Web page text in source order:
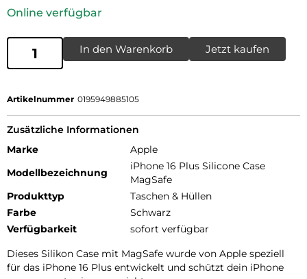
Online verfügbar
In den Warenkorb Jetzt kaufen
Artikelnummer 0195949885105
Zusätzliche Informationen
Marke
Apple
Modellbezeichnung
iPhone 16 Plus Silicone Case
MagSafe
Produkttyp
Taschen & Hüllen
Farbe
Schwarz
Verfügbarkeit
sofort verfügbar
Dieses Silikon Case mit MagSafe wurde von Apple speziell
für das iPhone 16 Plus entwickelt und schützt dein iPhone